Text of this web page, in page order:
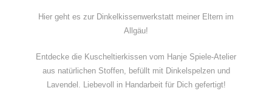
Hier geht es zur Dinkelkissenwerkstatt meiner Eltern im
Allgäu!
Entdecke die Kuscheltierkissen vom Hanje Spiele-Atelier
aus natürlichen Stoffen, befüllt mit Dinkelspelzen und
Lavendel. Liebevoll in Handarbeit für Dich gefertigt!